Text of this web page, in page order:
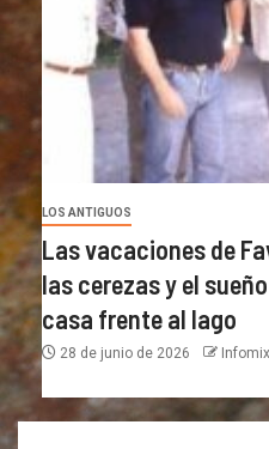
LOS ANTIGUOS
Las vacaciones de
las cerezas y el
casa frente al lago
28 de junio de 2026 Infomix